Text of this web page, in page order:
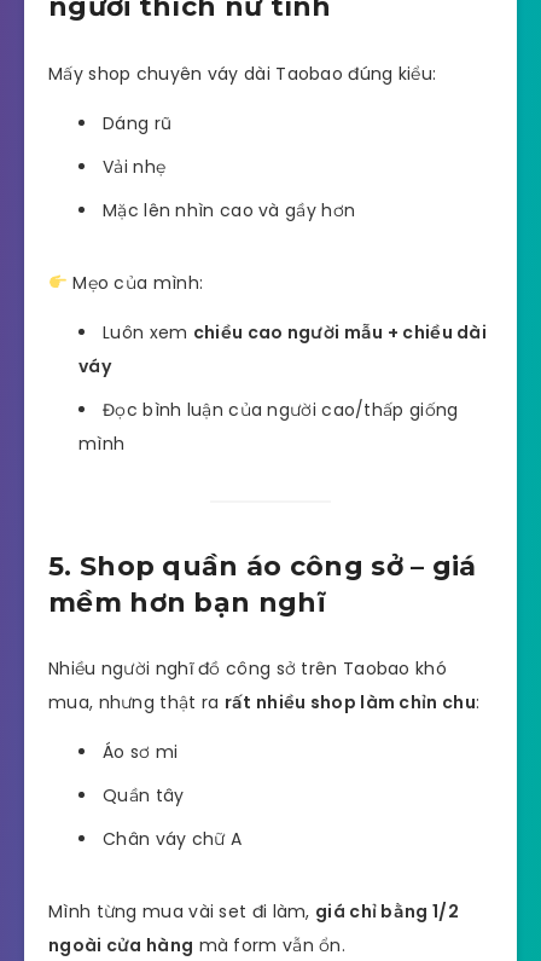
người thích nữ tính
Mấy shop chuyên váy dài Taobao đúng kiểu:
Dáng rũ
Vải nhẹ
Mặc lên nhìn cao và gầy hơn
Mẹo của mình:
Luôn xem chiều cao người mẫu + chiều dài
váy
Đọc bình luận của người cao/thấp giống
mình
5. Shop quần áo công sở – giá
mềm hơn bạn nghĩ
Nhiều người nghĩ đồ công sở trên Taobao khó
mua, nhưng thật ra rất nhiều shop làm chỉn chu:
Áo sơ mi
Quần tây
Chân váy chữ A
Mình từng mua vài set đi làm, giá chỉ bằng 1/2
ngoài cửa hàng mà form vẫn ổn.